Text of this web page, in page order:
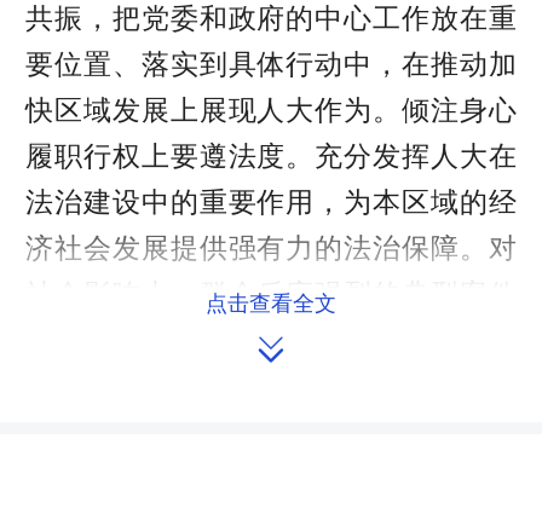
共振，把党委和政府的中心工作放在重
要位置、落实到具体行动中，在推动加
快区域发展上展现人大作为。倾注身心
履职行权上要遵法度。充分发挥人大在
法治建设中的重要作用，为本区域的经
济社会发展提供强有力的法治保障。对
社会影响大、群众反应强烈的典型案件
依法进行监督；把听取和审议相关法律
点击查看全文
